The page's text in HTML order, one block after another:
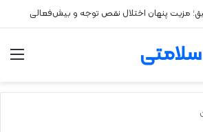
مزیت پنهان اختلال نقص توجه و بیش‌فعالی